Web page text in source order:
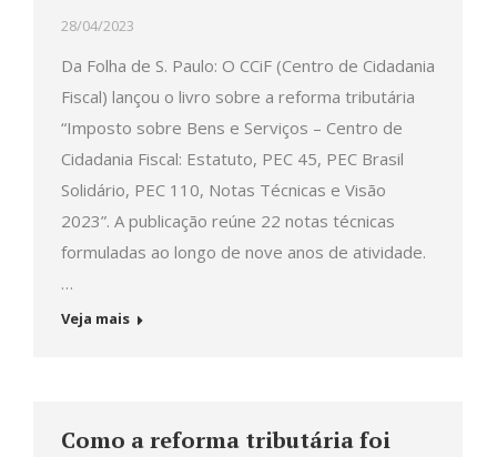
28/04/2023
Da Folha de S. Paulo: O CCiF (Centro de Cidadania
Fiscal) lançou o livro sobre a reforma tributária
“Imposto sobre Bens e Serviços – Centro de
Cidadania Fiscal: Estatuto, PEC 45, PEC Brasil
Solidário, PEC 110, Notas Técnicas e Visão
2023”. A publicação reúne 22 notas técnicas
formuladas ao longo de nove anos de atividade.
…
Veja mais
Como a reforma tributária foi